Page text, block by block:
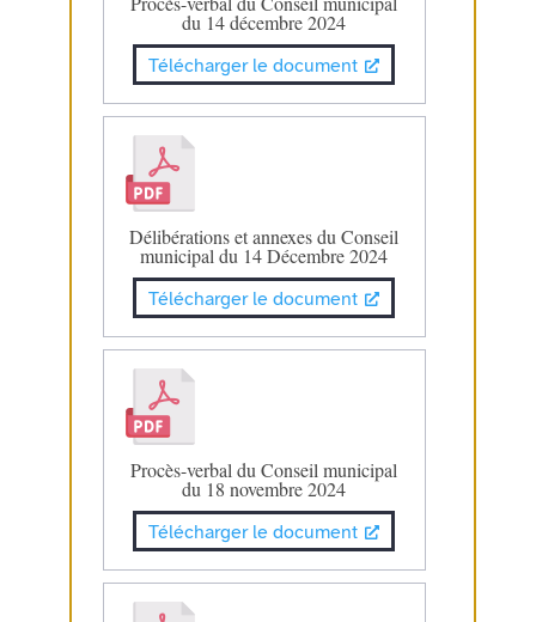
du 14 décembre 2024
Télécharger le document
Délibérations et annexes du Conseil
municipal du 14 Décembre 2024
Télécharger le document
Procès-verbal du Conseil municipal
du 18 novembre 2024
Télécharger le document